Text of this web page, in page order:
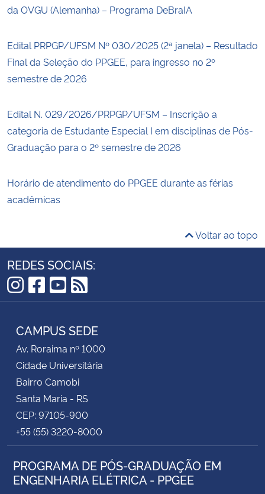
da OVGU (Alemanha) – Programa DeBraIA
Edital PRPGP/UFSM Nº 030/2025 (2ª janela) – Resultado
Final da Seleção do PPGEE, para ingresso no 2º
semestre de 2026
Edital N. 029/2026/PRPGP/UFSM – Inscrição a
categoria de Estudante Especial I em disciplinas de Pós-
Graduação para o 2º semestre de 2026
Horário de atendimento do PPGEE durante as férias
acadêmicas
Voltar ao topo
REDES SOCIAIS:
Instagram
Facebook
YouTube
RSS
CAMPUS SEDE
Av. Roraima nº 1000
Cidade Universitária
Bairro Camobi
Santa Maria - RS
CEP: 97105-900
+55 (55) 3220-8000
PROGRAMA DE PÓS-GRADUAÇÃO EM
ENGENHARIA ELÉTRICA - PPGEE